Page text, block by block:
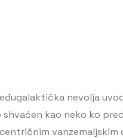
nevolja
kao neko ko